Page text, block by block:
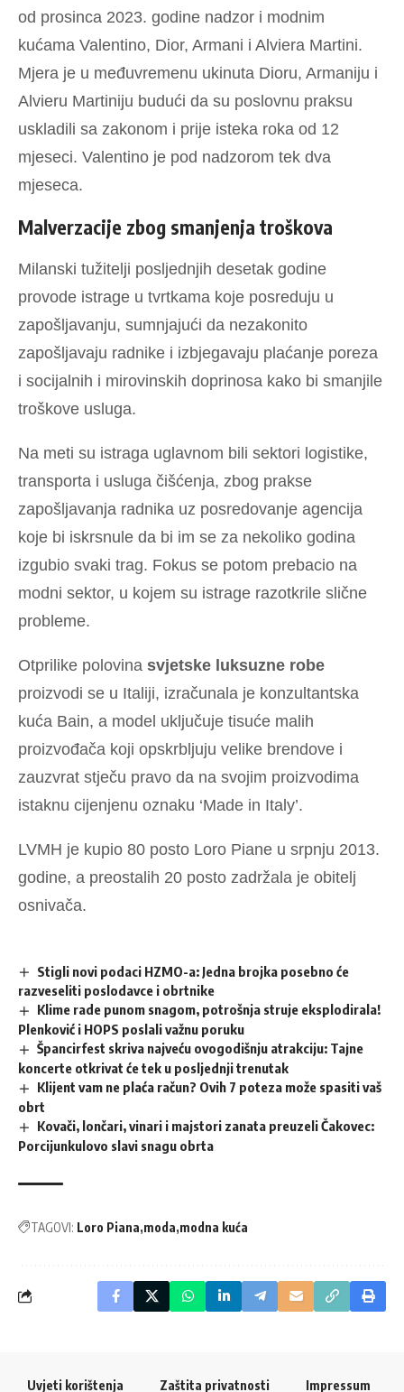
od prosinca 2023. godine nadzor i modnim
kućama Valentino, Dior, Armani i Alviera Martini.
Mjera je u međuvremenu ukinuta Dioru, Armaniju i
Alvieru Martiniju budući da su poslovnu praksu
uskladili sa zakonom i prije isteka roka od 12
mjeseci. Valentino je pod nadzorom tek dva
mjeseca.
Malverzacije zbog smanjenja troškova
Milanski tužitelji posljednjih desetak godine
provode istrage u tvrtkama koje posreduju u
zapošljavanju, sumnjajući da nezakonito
zapošljavaju radnike i izbjegavaju plaćanje poreza
i socijalnih i mirovinskih doprinosa kako bi smanjile
troškove usluga.
Na meti su istraga uglavnom bili sektori logistike,
transporta i usluga čišćenja, zbog prakse
zapošljavanja radnika uz posredovanje agencija
koje bi iskrsnule da bi im se za nekoliko godina
izgubio svaki trag. Fokus se potom prebacio na
modni sektor, u kojem su istrage razotkrile slične
probleme.
Otprilike polovina svjetske luksuzne robe
proizvodi se u Italiji, izračunala je konzultantska
kuća Bain, a model uključuje tisuće malih
proizvođača koji opskrbljuju velike brendove i
zauzvrat stječu pravo da na svojim proizvodima
istaknu cijenjenu oznaku ‘Made in Italy’.
LVMH je kupio 80 posto Loro Piane u srpnju 2013.
godine, a preostalih 20 posto zadržala je obitelj
osnivača.
Stigli novi podaci HZMO-a: Jedna brojka posebno će
razveseliti poslodavce i obrtnike
Klime rade punom snagom, potrošnja struje eksplodirala!
Plenković i HOPS poslali važnu poruku
Špancirfest skriva najveću ovogodišnju atrakciju: Tajne
koncerte otkrivat će tek u posljednji trenutak
Klijent vam ne plaća račun? Ovih 7 poteza može spasiti vaš
obrt
Kovači, lončari, vinari i majstori zanata preuzeli Čakovec:
Porcijunkulovo slavi snagu obrta
TAGOVI: Loro Piana moda modna kuća
Uvjeti korištenja Zaštita privatnosti Impressum